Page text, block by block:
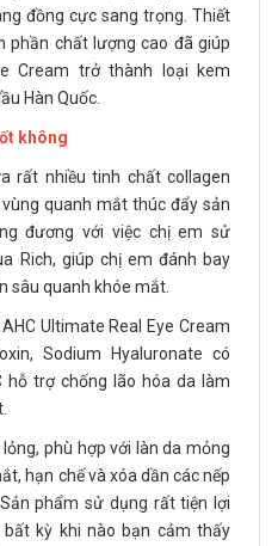
đồng cực sang trọng. Thiết
phần chất lượng cao đã giúp
Cream trở thành loại kem
Hàn Quốc.
không
rất nhiều tinh chất collagen
quanh mắt thúc đẩy sản
đương với việc chị em sử
Rich, giúp chị em đánh bay
sâu quanh khóe mắt.
Ultimate Real Eye Cream
Sodium Hyaluronate có
trợ chống lão hóa da làm
phù hợp với làn da mỏng
hạn chế và xóa dần các nếp
phẩm sử dụng rất tiện lợi
kỳ khi nào bạn cảm thấy